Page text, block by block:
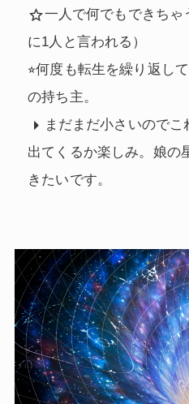
一人で何でもできちゃ
に1人と言われる）
⭐︎何度も転生を繰り返し
の持ち主。
まだまだ小さいので
出てくるか楽しみ。娘の
きたいです。